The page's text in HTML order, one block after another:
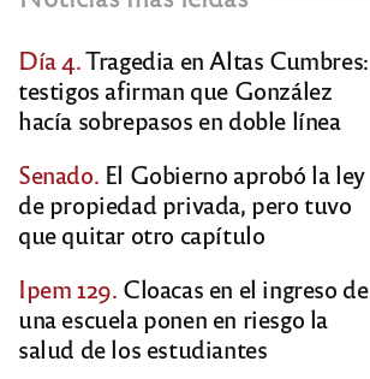
Día 4.Tragedia en Altas Cumbres:
testigos afirman que González
hacía sobrepasos en doble línea
Senado. El Gobierno aprobó la ley
de propiedad privada, pero tuvo
que quitar otro capítulo
Ipem 129. Cloacas en el ingreso de
una escuela ponen en riesgo la
salud de los estudiantes